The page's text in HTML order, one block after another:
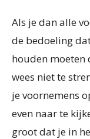
Als je dan alle
de bedoeling
houden moeten
wees niet te
je voornemens
even naar te
groot dat je in